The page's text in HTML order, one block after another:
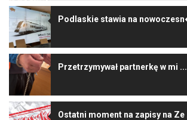
Podlaskie stawia na
Przetrzymywał partnerkę w mi ...
Ostatni moment na zapisy na Ze